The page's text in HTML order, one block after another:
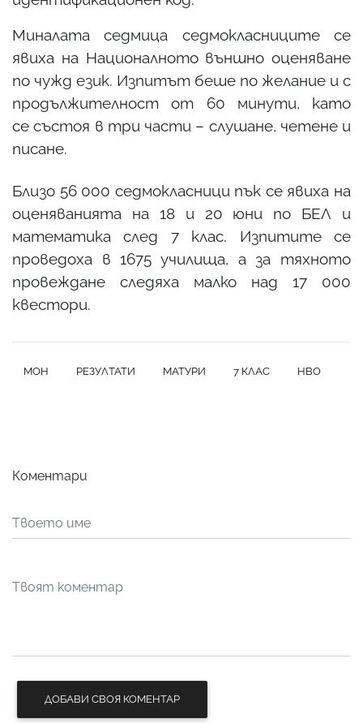
Миналата седмица седмокласниците се
явиха на Националното външно оценяване
по чужд език. Изпитът беше по желание и с
продължителност от 60 минути, като
се състоя в три части – слушане, четене и
писане.
Близо 56 000 седмокласници пък се явиха на
оценяванията на 18 и 20 юни по БЕЛ и
математика след 7 клас. Изпитите се
проведоха в 1675 училища, а за тяхното
провеждане следяха малко над 17 000
квестори.
МОН РЕЗУЛТАТИ МАТУРИ 7 КЛАС НВО
Коментари
ДОБАВИ СВОЯ КОМЕНТАР